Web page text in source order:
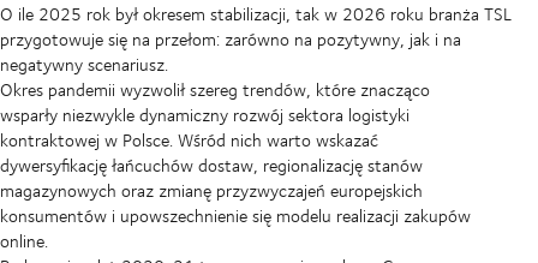
O ile 2025 rok był okresem stabilizacji, tak w 2026 roku branża TSL
przygotowuje się na przełom: zarówno na pozytywny, jak i na
negatywny scenariusz.
Okres pandemii wyzwolił szereg trendów, które znacząco
wsparły niezwykle dynamiczny rozwój sektora logistyki
kontraktowej w Polsce. Wśród nich warto wskazać
dywersyfikację łańcuchów dostaw, regionalizację stanów
magazynowych oraz zmianę przyzwyczajeń europejskich
konsumentów i upowszechnienie się modelu realizacji zakupów
online.